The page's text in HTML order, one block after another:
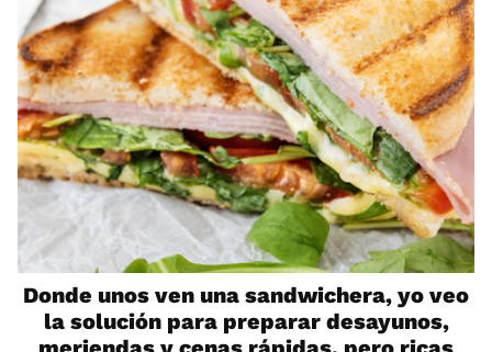
Donde unos ven una sandwichera, yo veo
la solución para preparar desayunos,